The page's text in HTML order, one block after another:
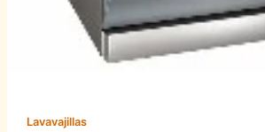
Lavavajillas